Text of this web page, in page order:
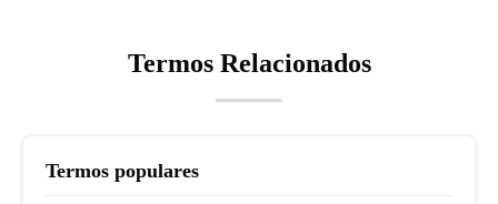
Termos Relacionados
Termos populares